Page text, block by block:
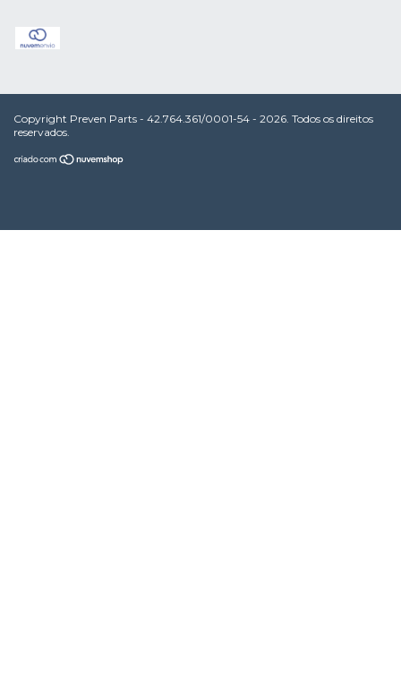
Copyright Preven Parts - 42.764.361/0001-54 - 2026. Todos os direitos
reservados.